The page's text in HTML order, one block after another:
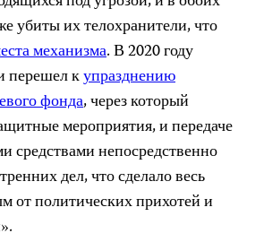
убиты их телохранители, что
механизма. В 2020 году
перешел купразднению
фонда, через который
мероприятия, и передаче
средствами непосредственно
дел, что сделало весь
от политических прихотей и